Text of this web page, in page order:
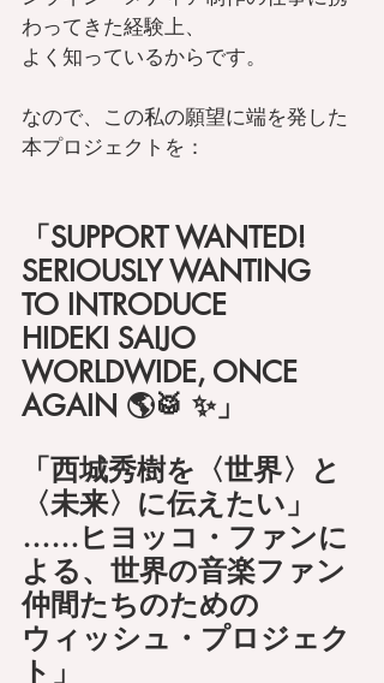
わってきた経験上、
よく知っているからです。
なので、この私の願望に端を発した
本プロジェクトを：
「SUPPORT WANTED!
SERIOUSLY WANTING
TO INTRODUCE
HIDEKI SAIJO
WORLDWIDE, ONCE
AGAIN 🌎🥁 ✨」
「西城秀樹を〈世界〉と
〈未来〉に伝えたい」
……ヒヨッコ・ファンに
よる、世界の音楽ファン
仲間たちのための
ウィッシュ・プロジェク
ト」